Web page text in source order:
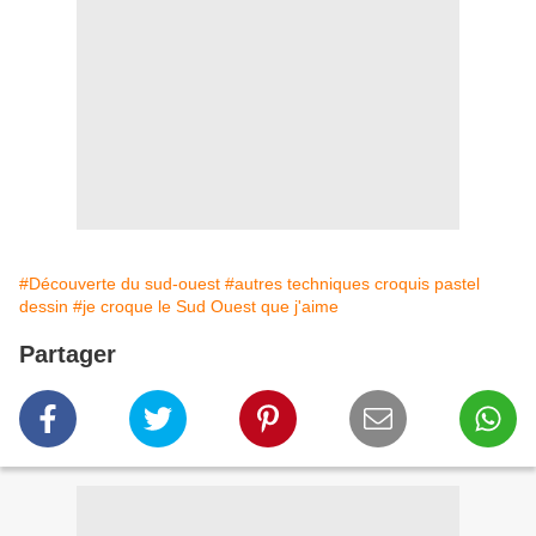
#Découverte du sud-ouest #autres techniques croquis pastel
dessin #je croque le Sud Ouest que j'aime
Partager